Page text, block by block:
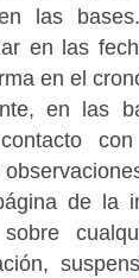
las
en las
en el
en las
de la
sobre